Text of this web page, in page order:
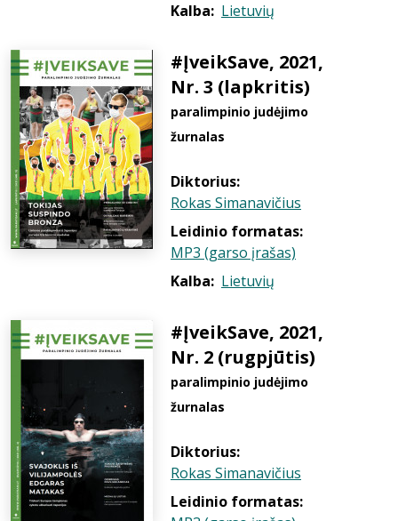
Kalba: Lietuvių
#ĮveikSave, 2021,
Nr. 3 (lapkritis)
paralimpinio judėjimo
žurnalas
Diktorius:
Rokas Simanavičius
Leidinio formatas:
MP3 (garso įrašas)
Kalba: Lietuvių
#ĮveikSave, 2021,
Nr. 2 (rugpjūtis)
paralimpinio judėjimo
žurnalas
Diktorius:
Rokas Simanavičius
Leidinio formatas: